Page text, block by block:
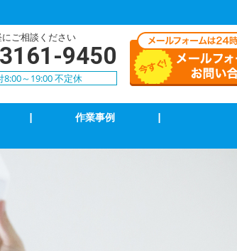
にご相談ください
9450
8:00～19:00 不定休
TVアンテナ修理・取付
| 作業事例
|